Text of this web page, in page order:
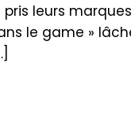
leurs
le game »